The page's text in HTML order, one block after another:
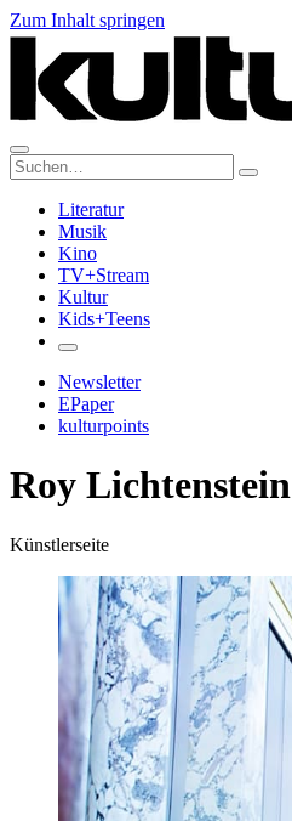
Zum Inhalt springen
Suche:
Literatur
Musik
Kino
TV+Stream
Kultur
Kids+Teens
Newsletter
EPaper
kulturpoints
Roy Lichtenstein
Künstlerseite